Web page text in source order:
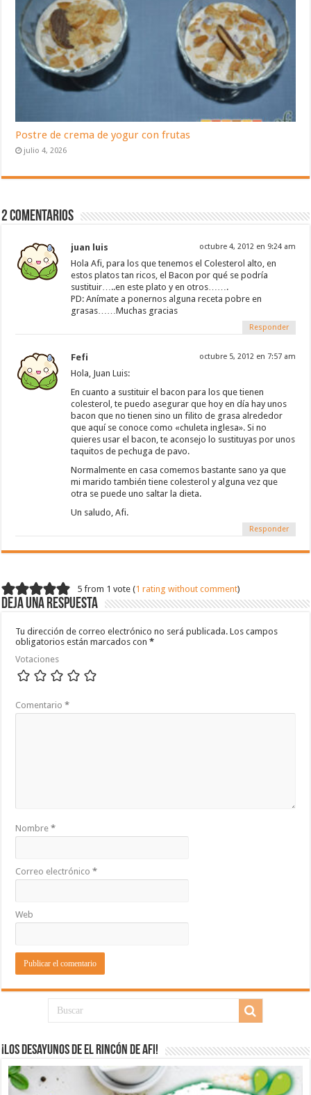
Postre de crema de yogur con frutas
julio 4, 2026
2 Comentarios
juan luis octubre 4, 2012 en 9:24 am
Hola Afi, para los que tenemos el Colesterol alto, en
estos platos tan ricos, el Bacon por qué se podría
sustituir…..en este plato y en otros…….
PD: Anímate a ponernos alguna receta pobre en
grasas……Muchas gracias
Responder
Fefi octubre 5, 2012 en 7:57 am
Hola, Juan Luis:
En cuanto a sustituir el bacon para los que tienen
colesterol, te puedo asegurar que hoy en día hay unos
bacon que no tienen sino un filito de grasa alrededor
que aquí se conoce como «chuleta inglesa». Si no
quieres usar el bacon, te aconsejo lo sustituyas por unos
taquitos de pechuga de pavo.
Normalmente en casa comemos bastante sano ya que
mi marido también tiene colesterol y alguna vez que
otra se puede uno saltar la dieta.
Un saludo, Afi.
Responder
5 from 1 vote (1 rating without comment)
Deja una respuesta
Tu dirección de correo electrónico no será publicada. Los campos
obligatorios están marcados con*
Votaciones
Comentario*
Nombre*
Correo electrónico*
Web
¡Los desayunos de El Rincón de Afi!